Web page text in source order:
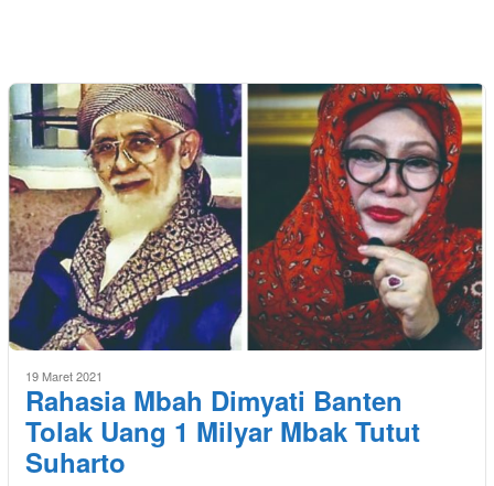
19 Maret 2021
Rahasia Mbah Dimyati Banten
Tolak Uang 1 Milyar Mbak Tutut
Suharto